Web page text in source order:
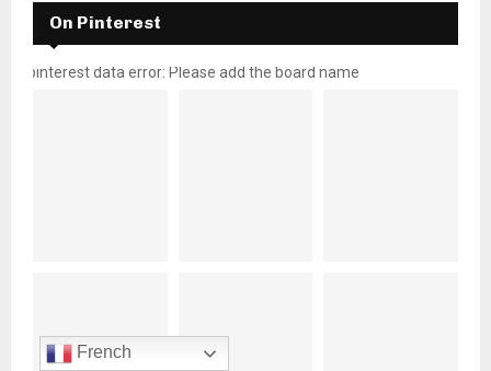
On Pinterest
pinterest data error: Please add the board name
French